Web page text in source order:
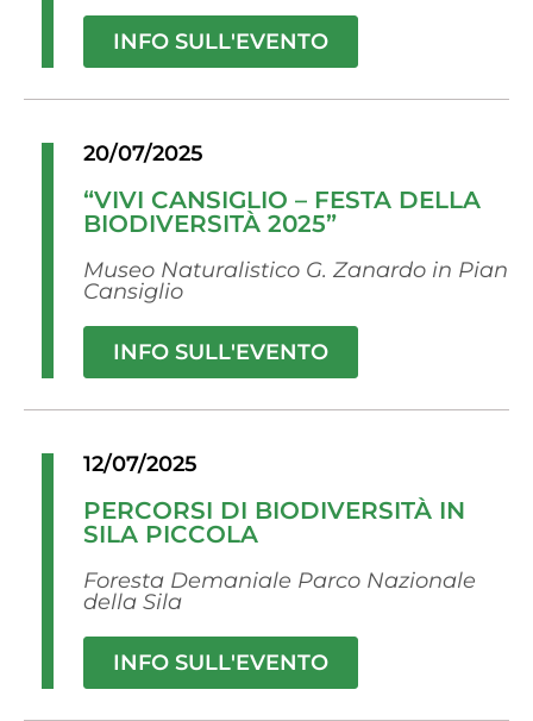
INFO SULL'EVENTO
20/07/2025
“VIVI CANSIGLIO – FESTA DELLA
BIODIVERSITÀ 2025”
Museo Naturalistico G. Zanardo in Pian
Cansiglio
INFO SULL'EVENTO
12/07/2025
PERCORSI DI BIODIVERSITÀ IN
SILA PICCOLA
Foresta Demaniale Parco Nazionale
della Sila
INFO SULL'EVENTO